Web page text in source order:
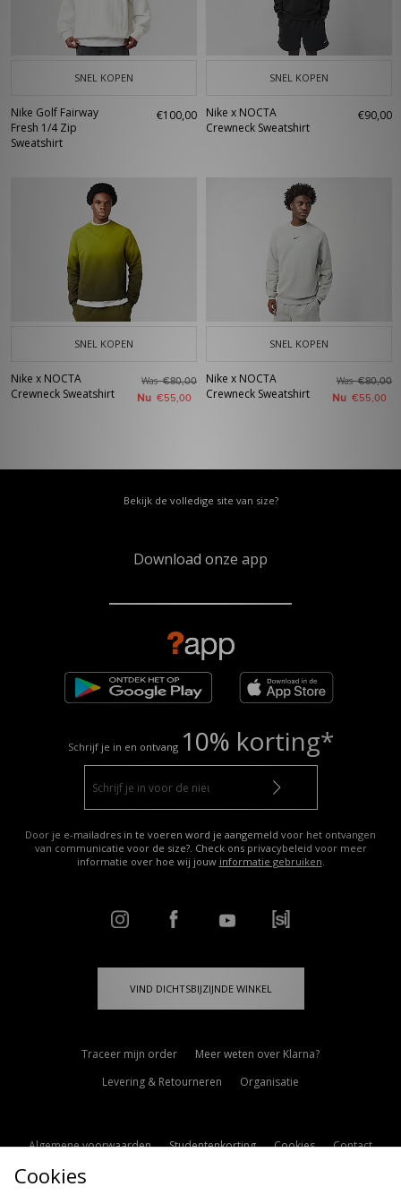
SNEL KOPEN
Nike Golf Fairway
Fresh 1/4 Zip
Sweatshirt
€100,00
SNEL KOPEN
Nike x NOCTA
Crewneck Sweatshirt
€90,00
SNEL KOPEN
Nike x NOCTA
Crewneck Sweatshirt
Was€80,00
Nu €55,00
SNEL KOPEN
Nike x NOCTA
Crewneck Sweatshirt
Was€80,00
Nu €55,00
Bekijk de volledige site van size?
Download onze app
Schrijf je in en ontvang 10% korting*
Door je e-mailadres in te voeren word je aangemeld voor het ontvangen
van communicatie voor de size?. Check ons privacybeleid voor meer
informatie over hoe wij jouw informatie gebruiken.
VIND DICHTSBIJZIJNDE WINKEL
Traceer mijn order
Meer weten over Klarna?
Levering & Retourneren
Organisatie
Algemene voorwaarden Studentenkorting Cookies
Contact
Cookie Instellingen
Cookies